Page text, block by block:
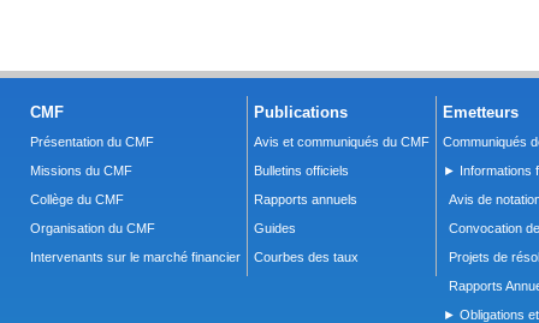
CMF
Présentation du CMF
Missions du CMF
Collège du CMF
Organisation du CMF
Intervenants sur le marché financier
Publications
Avis et communiqués du CMF
Bulletins officiels
Rapports annuels
Guides
Courbes des taux
Emetteurs
Communiqués
► Informations
Avis de
Convocation
Projets de
Rapports
► Obligations